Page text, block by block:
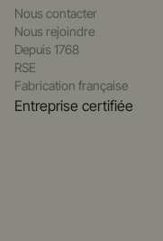
Nous contacter
Nous rejoindre
Depuis 1768
RSE
Fabrication française
Entreprise certifiée